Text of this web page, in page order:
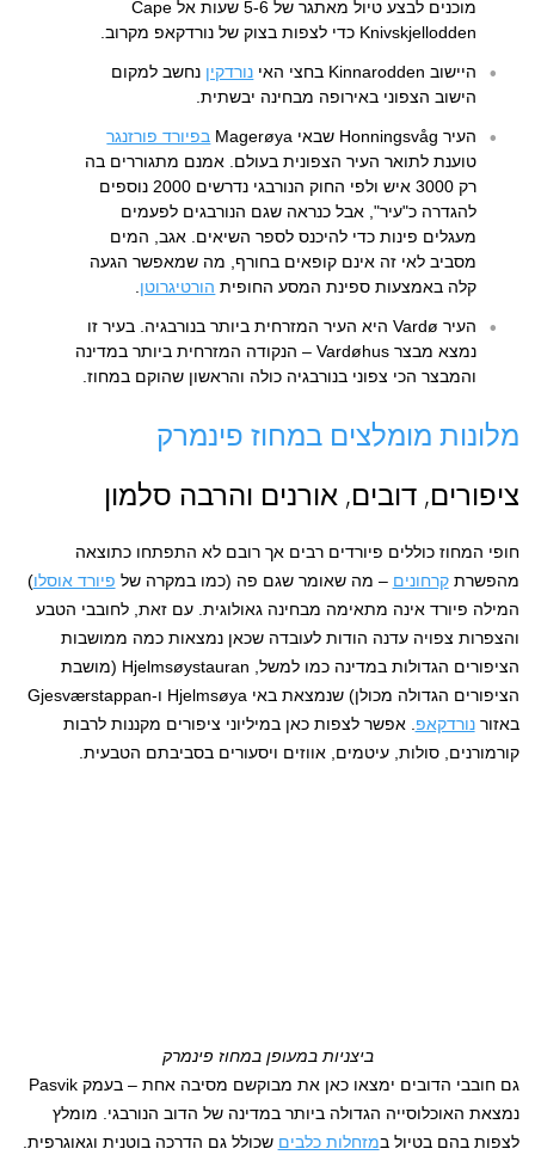
מוכנים לבצע טיול מאתגר של 5-6 שעות אל Cape
Knivskjellodden כדי לצפות בצוק של נורדקאפ מקרוב.
היישוב Kinnarodden בחצי האי נורדקין נחשב למקום
הישוב הצפוני באירופה מבחינה יבשתית.
העיר Honningsvåg שבאי Magerøya
בפיורד פורזנגר
טוענת לתואר העיר הצפונית בעולם. אמנם מתגוררים בה
רק 3000 איש ולפי החוק הנורבגי נדרשים 2000 נוספים
להגדרה כ"עיר", אבל כנראה שגם הנורבגים לפעמים
מעגלים פינות כדי להיכנס לספר השיאים. אגב, המים
מסביב לאי זה אינם קופאים בחורף, מה שמאפשר הגעה
קלה באמצעות ספינת המסע החופית הורטיגרוטן
העיר Vardø היא העיר המזרחית ביותר בנורבגיה. בעיר זו
נמצא מבצר Vardøhus – הנקודה המזרחית ביותר במדינה
והמבצר הכי צפוני בנורבגיה כולה והראשון שהוקם במחוז.
מלונות מומלצים במחוז פינמרק
ציפורים, דובים, אורנים והרבה סלמון
חופי המחוז כוללים פיורדים רבים אך רובם לא התפתחו כתוצאה
מהפשרתקרחונים – מה שאומר שגם פה (כמו במקרה של פיורד אוסלו)
המילה פיורד אינה מתאימה מבחינה גאולוגית. עם זאת, לחובבי הטבע
והצפרות צפויה עדנה הודות לעובדה שכאן נמצאות כמה ממושבות
הציפורים הגדולות במדינה כמו למשל, Hjelmsøystauran (מושבת
הציפורים הגדולה מכולן) שנמצאת באי Hjelmsøya ו-Gjesværstappan
באזורנורדקאפ . אפשר לצפות כאן במיליוני ציפורים מקננות לרבות
קורמורנים, סולות, עיטמים, אווזים ויסעורים בסביבתם הטבעית.
ביצניות במעופן במחוז פינמרק
גם חובבי הדובים ימצאו כאן את מבוקשם מסיבה אחת – בעמק Pasvik
נמצאת האוכלוסייה הגדולה ביותר במדינה של הדוב הנורבגי. מומלץ
לצפות בהם בטיול במזחלות כלבים שכולל גם הדרכה בוטנית וגאוגרפית.